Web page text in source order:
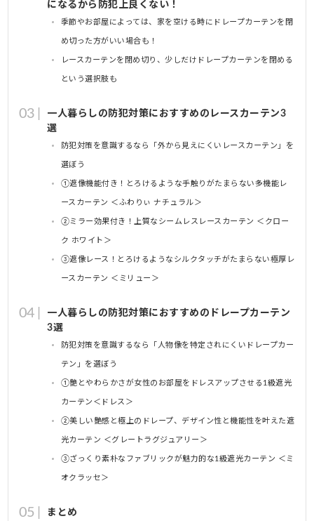
になるから防犯上良くない！
季節やお部屋によっては、家を空ける時にドレープカーテンを閉
め切った方がいい場合も！
レースカーテンを閉め切り、少しだけドレープカーテンを閉める
という選択肢も
一人暮らしの防犯対策におすすめのレースカーテン3
選
防犯対策を意識するなら「外から見えにくいレースカーテン」を
選ぼう
①遮像機能付き！とろけるような手触りがたまらない多機能レ
ースカーテン ＜ふわりぃ ナチュラル＞
②ミラー効果付き！上質なシームレスレースカーテン ＜クロー
ク ホワイト＞
③遮像レース！とろけるようなシルクタッチがたまらない極厚レ
ースカーテン ＜ミリュー＞
一人暮らしの防犯対策におすすめのドレープカーテン
3選
防犯対策を意識するなら「人物像を特定されにくいドレープカー
テン」を選ぼう
①艶とやわらかさが女性のお部屋をドレスアップさせる1級遮光
カーテン＜ドレス＞
②美しい艶感と極上のドレープ、デザイン性と機能性を叶えた遮
光カーテン ＜グレートラグジュアリー＞
③ざっくり素朴なファブリックが魅力的な1級遮光カーテン ＜ミ
オクラッセ＞
まとめ